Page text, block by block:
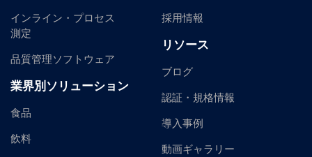
インライン・プロセス
測定
品質管理ソフトウェア
業界別ソリューション
食品
飲料
採用情報
リソース
ブログ
認証・規格情報
導入事例
動画ギャラリー